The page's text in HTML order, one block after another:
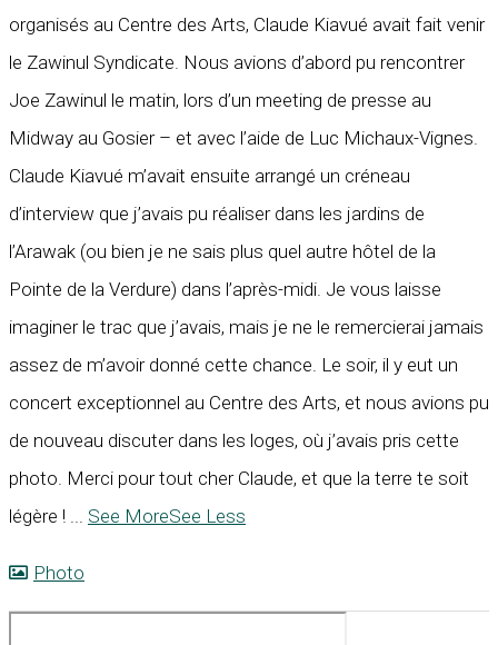
organisés au Centre des Arts, Claude Kiavué avait fait venir
le Zawinul Syndicate. Nous avions d’abord pu rencontrer
Joe Zawinul le matin, lors d’un meeting de presse au
Midway au Gosier – et avec l’aide de Luc Michaux-Vignes.
Claude Kiavué m’avait ensuite arrangé un créneau
d’interview que j’avais pu réaliser dans les jardins de
l’Arawak (ou bien je ne sais plus quel autre hôtel de la
Pointe de la Verdure) dans l’après-midi. Je vous laisse
imaginer le trac que j’avais, mais je ne le remercierai jamais
assez de m’avoir donné cette chance. Le soir, il y eut un
concert exceptionnel au Centre des Arts, et nous avions pu
de nouveau discuter dans les loges, où j’avais pris cette
photo. Merci pour tout cher Claude, et que la terre te soit
légère ! ... See MoreSee Less
Photo